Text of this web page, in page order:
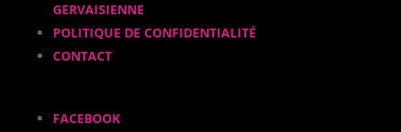
GERVAISIENNE
POLITIQUE DE CONFIDENTIALITÉ
CONTACT
FACEBOOK